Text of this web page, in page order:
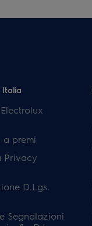
Italia
premi
Privacy
D.Lgs.
Segnalazioni